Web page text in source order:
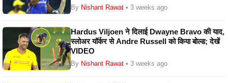
By Nishant Rawat • 3 weeks ago
Hardus Viljoen ने दिलाई Dwayne Bravo की याद,
स्लोअर यॉर्कर से Andre Russell को किया बोल्ड; देखें
VIDEO
By Nishant Rawat • 3 weeks ago